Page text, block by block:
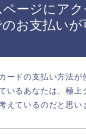
ージにア
お支払い
ードの支払い方法が
いるあなたは、極上
ているのだと思い